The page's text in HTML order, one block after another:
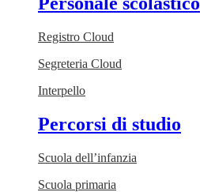
Registro Cloud
Segreteria Cloud
Interpello
Percorsi di studio
Scuola dell’infanzia
Scuola primaria